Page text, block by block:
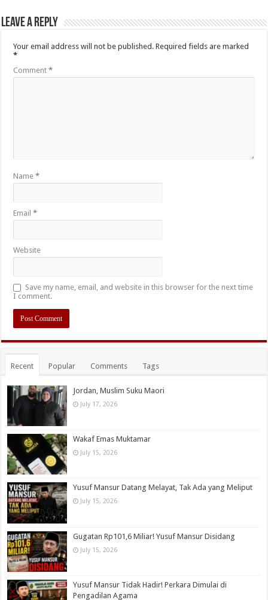
Leave a Reply
Your email address will not be published. Required fields are marked
*
Comment*
Name*
Email*
Website
Save my name, email, and website in this browser for the next time
I comment.
Recent Popular Comments Tags
Jordan, Muslim Suku Maori
July 17, 2026
Wakaf Emas Muktamar
July 15, 2026
Yusuf Mansur Datang Melayat, Tak Ada yang Meliput
July 15, 2026
Gugatan Rp101,6 Miliar! Yusuf Mansur Disidang
July 15, 2026
Yusuf Mansur Tidak Hadir! Perkara Dimulai di
Pengadilan Agama